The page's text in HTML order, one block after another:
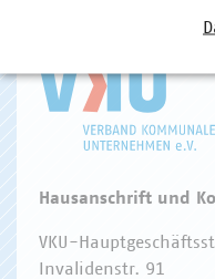
Hausanschrift und
VKU-
Invalidenstr. 91